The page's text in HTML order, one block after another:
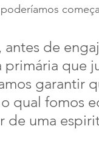
de
que
garantir
qual fomos
de uma